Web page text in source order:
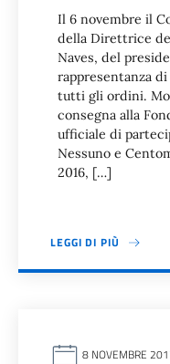
Il 6 novembre il
della Direttrice
Naves, del
rappresentanza
tutti gli ordini.
consegna alla
ufficiale di
Nessuno e
2016, […]
LEGGI DI PIÙ
8 NOVEMBRE